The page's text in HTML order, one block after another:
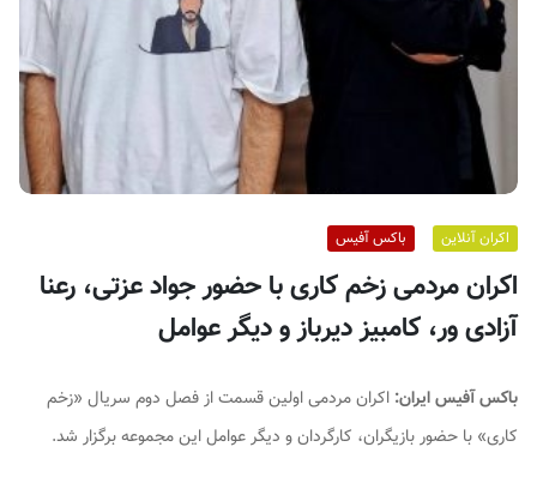
ا
اکران آنلاین باکس آفیس
اکران مردمی زخم کاری با حضور جواد عزتی، رعنا
آزادی ور، کامبیز دیرباز و دیگر عوامل
باکس آفیس ایران: اکران مردمی اولین قسمت از فصل دوم سریال «زخم
کاری» با حضور بازیگران، کارگردان و دیگر عوامل این مجموعه برگزار شد.